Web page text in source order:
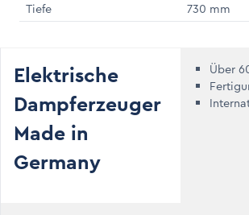
Tiefe
730 mm
Elektrische
Dampferzeuger
Made in
Germany
Über